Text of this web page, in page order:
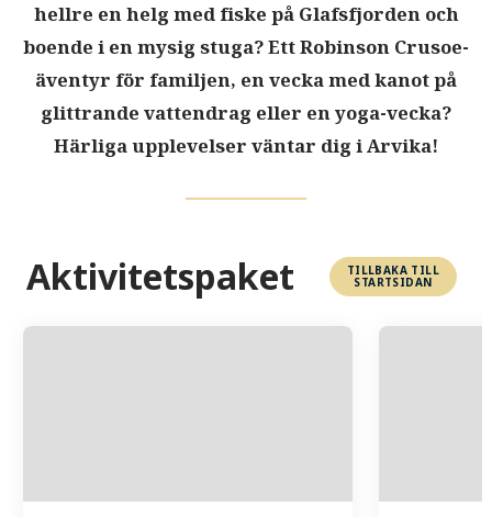
hellre en helg med fiske på Glafsfjorden och
boende i en mysig stuga? Ett Robinson Crusoe-
äventyr för familjen, en vecka med kanot på
glittrande vattendrag eller en yoga-vecka?
Härliga upplevelser väntar dig i Arvika!
Aktivitetspaket TILLBAKA TILL
STARTSIDAN